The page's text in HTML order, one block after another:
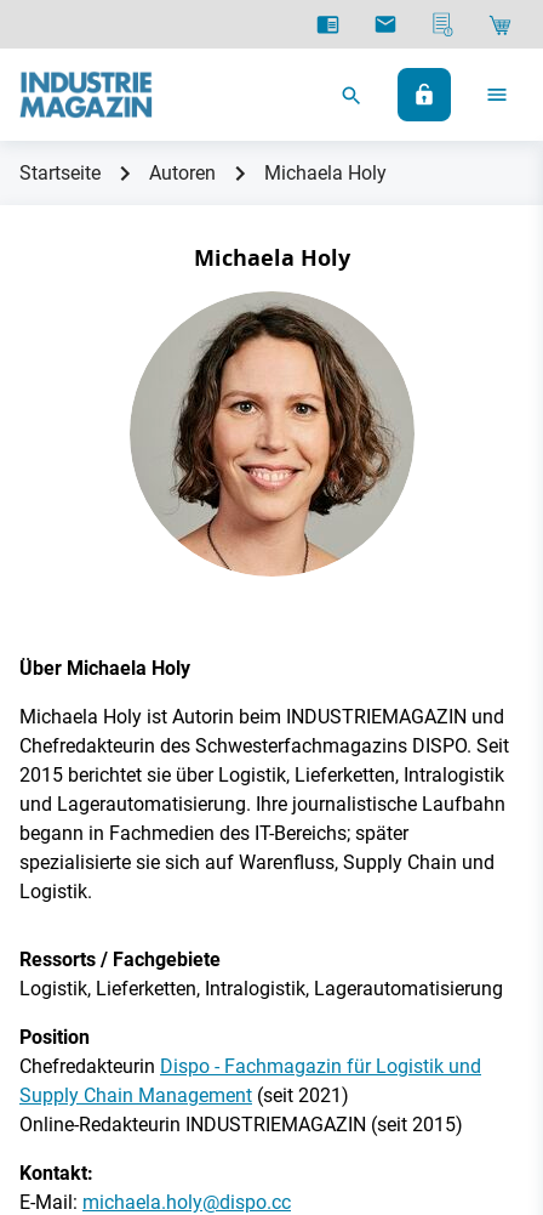
Startseite Autoren Michaela Holy
Michaela Holy
Über Michaela Holy
Michaela Holy ist Autorin beim INDUSTRIEMAGAZIN und
Chefredakteurin des Schwesterfachmagazins DISPO. Seit
2015 berichtet sie über Logistik, Lieferketten, Intralogistik
und Lagerautomatisierung. Ihre journalistische Laufbahn
begann in Fachmedien des IT-Bereichs; später
spezialisierte sie sich auf Warenfluss, Supply Chain und
Logistik.
Ressorts / Fachgebiete
Logistik, Lieferketten, Intralogistik, Lagerautomatisierung
Position
Chefredakteurin Dispo - Fachmagazin für Logistik und
Supply Chain Management (seit 2021)
Online-Redakteurin INDUSTRIEMAGAZIN (seit 2015)
Kontakt:
E-Mail: michaela.holy@dispo.cc